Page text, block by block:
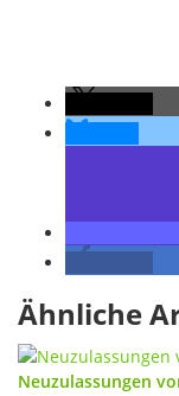
Ähnliche
Neuzulassungen